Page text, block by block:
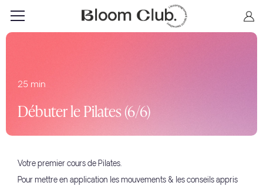
25 min
Débuter le Pilates (6/6)
Votre premier cours de Pilates.
Pour mettre en application les mouvements & les conseils appris